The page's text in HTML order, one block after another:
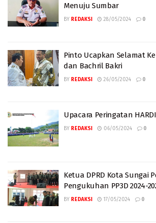
Menuju Sumbar
BY REDAKSI 28/05/2024 0
Pinto Ucapkan Selamat
dan Bachril Bakri
BY REDAKSI 26/05/2024 0
Upacara Peringatan
BY REDAKSI 06/05/2024 0
Ketua DPRD Kota Sungai
Pengukuhan PP3D 2024-
BY REDAKSI 17/05/2024 0